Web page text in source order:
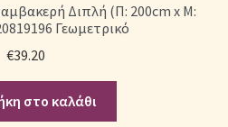
Διπλή (Π: 200cm x Μ:
Γεωμετρικό
€39.20
στο καλάθι